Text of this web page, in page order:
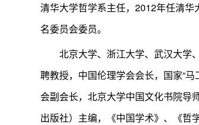
清华大学哲学系主任，2012年任清
名委员会委员。
北京大学、浙江大学、武汉大学
聘教授，中国伦理学会会长，国家“
会副会长，北京大学中国文化书院导
出版社）主编，《中国学术》、《哲